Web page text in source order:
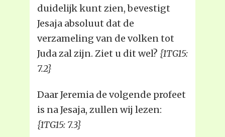
duidelijk kunt zien, bevestigt
Jesaja absoluut dat de
verzameling van de volken tot
Juda zal zijn. Ziet u dit wel? {1TG15:
7.2}
Daar Jeremia de volgende profeet
is na Jesaja, zullen wij lezen:
{1TG15: 7.3}